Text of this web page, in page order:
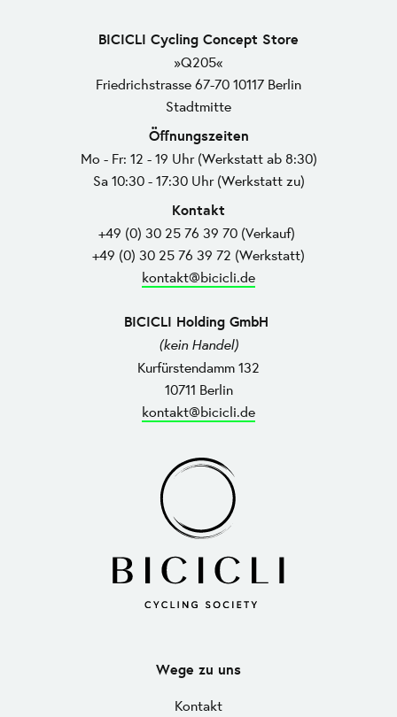
BICICLI Cycling Concept Store
»Q205«
Friedrichstrasse 67-70 10117 Berlin
Stadtmitte
Öffnungszeiten
Mo - Fr: 12 - 19 Uhr (Werkstatt ab 8:30)
Sa 10:30 - 17:30 Uhr (Werkstatt zu)
Kontakt
+49 (0) 30 25 76 39 70 (Verkauf)
+49 (0) 30 25 76 39 72 (Werkstatt)
kontakt@bicicli.de
BICICLI Holding GmbH
(kein Handel)
Kurfürstendamm 132
10711 Berlin
kontakt@bicicli.de
Wege zu uns
Kontakt